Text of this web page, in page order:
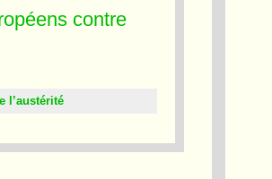
contre
l’austérité